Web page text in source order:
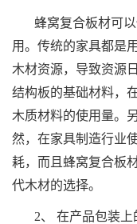
蜂窝复合板材可
用。传统的家具都是
木材资源，导致资源
结构板的基础材料，
木质材料的使用量。
然，在家具制造行业
耗，而且蜂窝复合板
代木材的选择。
2、 在产品包装上